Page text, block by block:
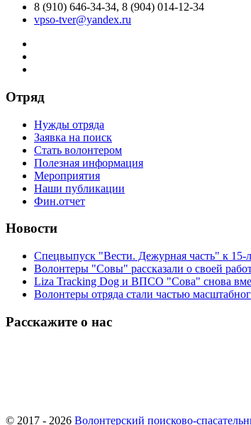
8 (910) 646-34-34, 8 (904) 014-12-34
vpso-tver@yandex.ru
Отряд
Нужды отряда
Заявка на поиск
Стать волонтером
Полезная информация
Мероприятия
Наши публикации
Фин.отчет
Новости
Спецвыпуск "Вести. Дежурная часть" к 15-
Волонтеры "Совы" рассказали о своей
Liza Tracking Dog и ВПСО "Сова" снова
Волонтеры отряда стали частью
Расскажите о нас
© 2017 - 2026 Волонтерский поисково-